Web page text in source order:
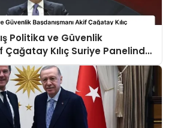
Politika ve Güvenlik
Çağatay Kılıç Suriye Panelinde